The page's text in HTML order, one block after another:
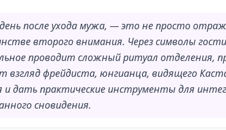
после ухода мужа, — это не просто
второго внимания. Через символы
проводит сложный ритуал отделения,
взгляд фрейдиста, юнгианца, видящего
и дать практические инструменты для
сновидения.